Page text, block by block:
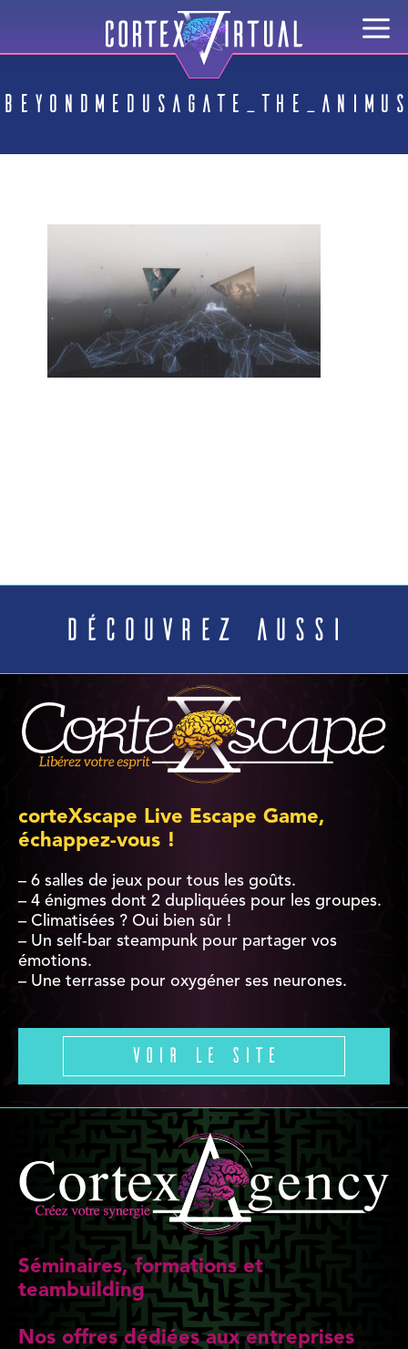
BeyondMedusaGate_the_Animus
Découvrez aussi
corteXscape Live Escape Game,
échappez-vous !
– 6 salles de jeux pour tous les goûts.
– 4 énigmes dont 2 dupliquées pour les groupes.
– Climatisées ? Oui bien sûr !
– Un self-bar steampunk pour partager vos
émotions.
– Une terrasse pour oxygéner ses neurones.
Voir le site
Séminaires, formations et
teambuilding
Nos offres dédiées aux entreprises